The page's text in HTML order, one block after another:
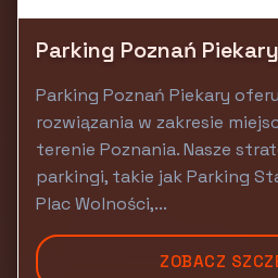
Parking Poznań Piekary
Parking Poznań Piekary
rozwiązania w zakresie
terenie Poznania. Nasze
parkingi, takie jak Parking
Plac Wolności,...
ZOBACZ